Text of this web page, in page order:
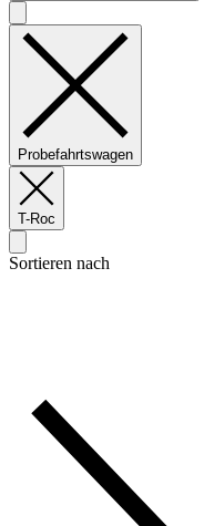
Probefahrtswagen
T-Roc
Sortieren nach